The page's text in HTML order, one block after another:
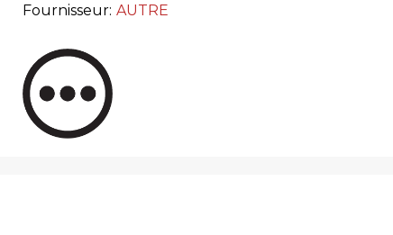
Fournisseur: AUTRE